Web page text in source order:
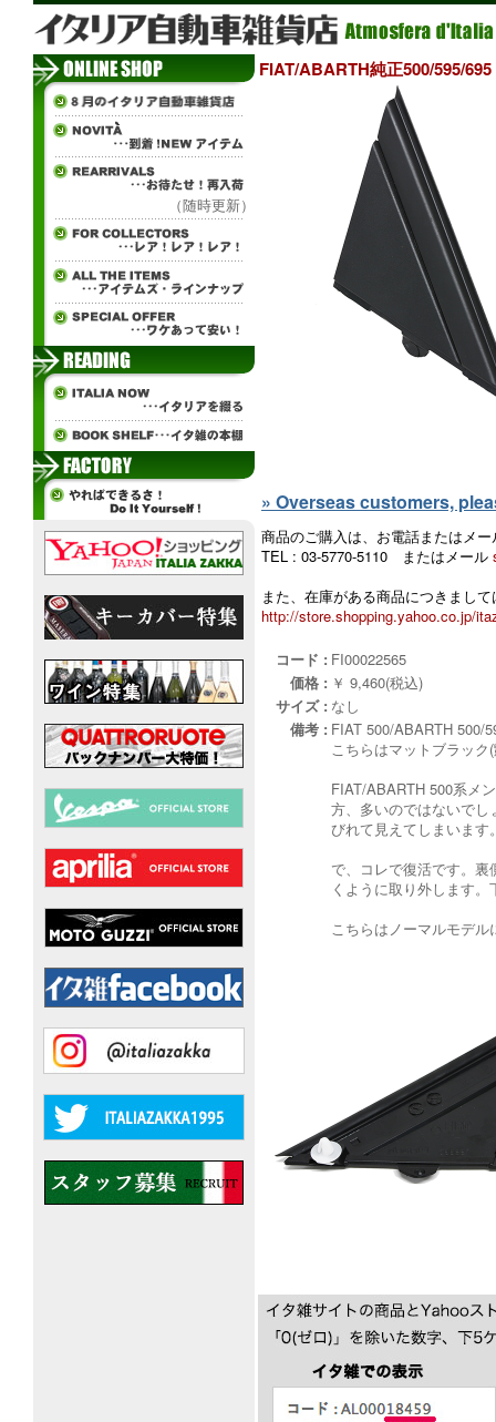
（随時更新）
FIAT/ABARTH純正500/595/
» Overseas customers,
商品のご購入は、お電話またはメ
TEL : 03-5770-5110 またはメール
また、在庫がある商品につきまし
http://store.shopping.yahoo.co.jp/
コード : FI00022565
価格 : ￥ 9,460(税込)
サイズ : なし
備考 : FIAT 500/ABARTH 500/
こちらはマットブラッ
FIAT/ABARTH 500系メ
方、多いのではないで
びれて見えてしまいます
で、コレで復活です。
くように取り外します
こちらはノーマルモデ